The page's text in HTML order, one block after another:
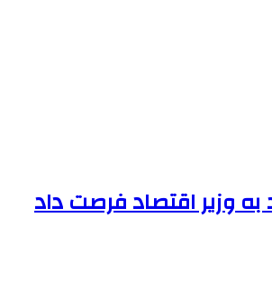
وزیر اقتصاد فرصت داد